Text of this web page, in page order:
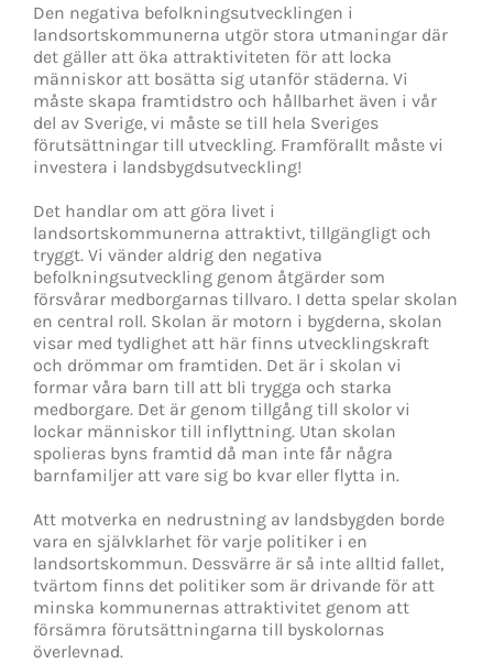
Den negativa befolkningsutvecklingen i
landsortskommunerna utgör stora utmaningar där
det gäller att öka attraktiviteten för att locka
människor att bosätta sig utanför städerna. Vi
måste skapa framtidstro och hållbarhet även i vår
del av Sverige, vi måste se till hela Sveriges
förutsättningar till utveckling. Framförallt måste vi
investera i landsbygdsutveckling!
Det handlar om att göra livet i
landsortskommunerna attraktivt, tillgängligt och
tryggt. Vi vänder aldrig den negativa
befolkningsutveckling genom åtgärder som
försvårar medborgarnas tillvaro. I detta spelar skolan
en central roll. Skolan är motorn i bygderna, skolan
visar med tydlighet att här finns utvecklingskraft
och drömmar om framtiden. Det är i skolan vi
formar våra barn till att bli trygga och starka
medborgare. Det är genom tillgång till skolor vi
lockar människor till inflyttning. Utan skolan
spolieras byns framtid då man inte får några
barnfamiljer att vare sig bo kvar eller flytta in.
Att motverka en nedrustning av landsbygden borde
vara en självklarhet för varje politiker i en
landsortskommun. Dessvärre är så inte alltid fallet,
tvärtom finns det politiker som är drivande för att
minska kommunernas attraktivitet genom att
försämra förutsättningarna till byskolornas
överlevnad.